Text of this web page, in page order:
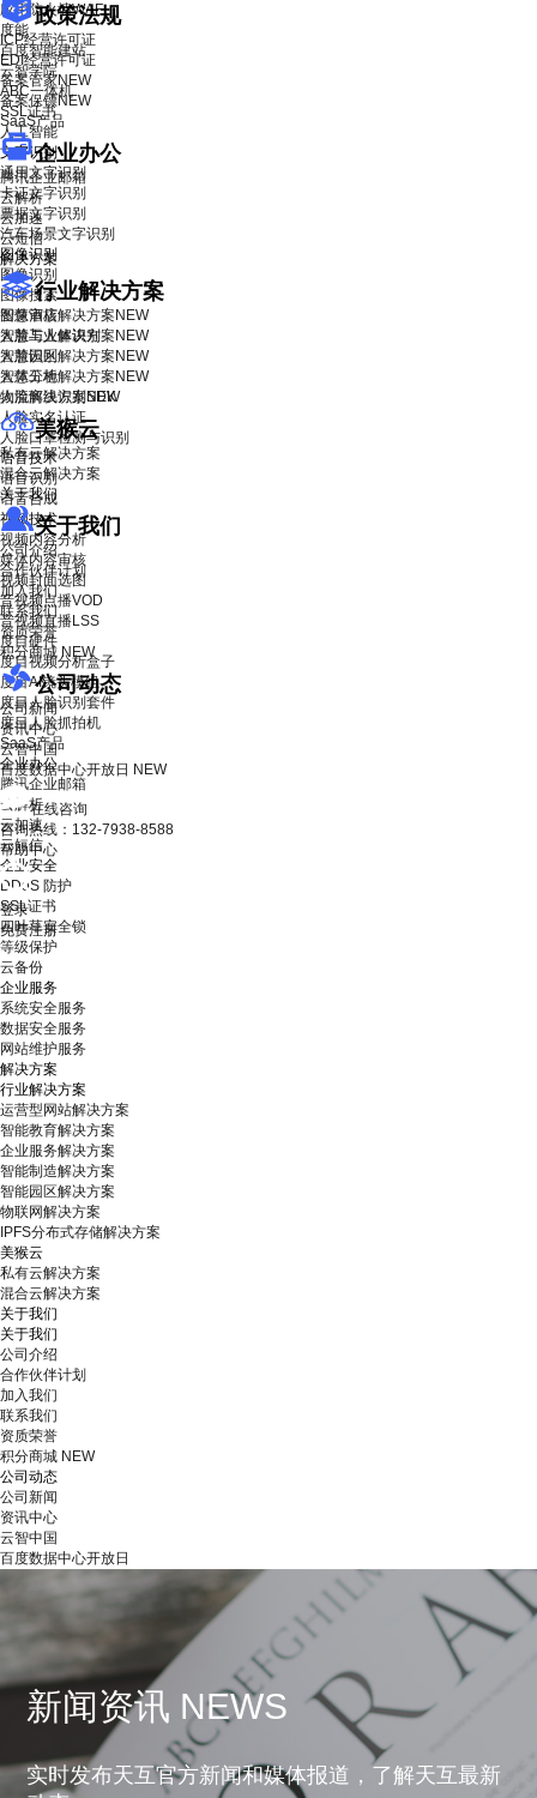
政策法规
ICP经营许可证
EDI经营许可证
备案管家NEW
备案保镖NEW
SaaS产品
企业办公
腾讯企业邮箱
云解析
云加速
云短信
解决方案
行业解决方案
智慧酒店解决方案 NEW
智慧工业解决方案 NEW
智慧园区解决方案 NEW
智慧工地解决方案 NEW
物流解决方案NEW
美猴云
私有云解决方案
混合云解决方案
关于我们
关于我们
公司介绍
合作伙伴计划
加入我们
联系我们
资质荣誉
积分商城 NEW
公司动态
公司新闻
资讯中心
云智中国
百度数据中心开放日 NEW
在线咨询
咨询热线：132-7938-8588
帮助中心
登录
免费注册
应用防火墙WAF
度能
百度智能建站
云智学院
ABC一体机
SSL证书
人工智能
文字识别
通用文字识别
卡证文字识别
票据文字识别
汽车场景文字识别
图像识别
图像识别
图像搜索
图像审核
人脸与人体识别
人脸识别
人体分析
人脸离线识别SDK
人脸实名认证
人脸口罩检测与识别
语音技术
语音识别
语音合成
视频技术
视频内容分析
媒体内容审核
视频封面选图
音视频点播VOD
音视频直播LSS
度目硬件
度目视频分析盒子
度目AI镜头模组
度目人脸识别套件
度目人脸抓拍机
SaaS产品
企业办公
腾讯企业邮箱
云解析
云加速
云短信
企业安全
DDoS 防护
SSL证书
四叶草安全锁
等级保护
云备份
企业服务
系统安全服务
数据安全服务
网站维护服务
解决方案
行业解决方案
运营型网站解决方案
智能教育解决方案
企业服务解决方案
智能制造解决方案
智能园区解决方案
物联网解决方案
IPFS分布式存储解决方案
美猴云
私有云解决方案
混合云解决方案
关于我们
关于我们
公司介绍
合作伙伴计划
加入我们
联系我们
资质荣誉
积分商城 NEW
公司动态
公司新闻
资讯中心
云智中国
百度数据中心开放日
新闻资讯 NEWS
实时发布天互官方新闻和媒体报道，了解天互最新